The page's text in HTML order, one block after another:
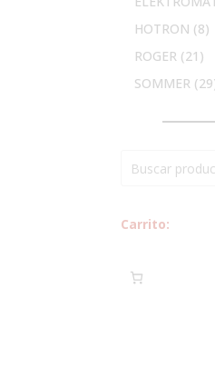
HOTRON 88
ROGER 21 21
SOMMER 29
Carrito: